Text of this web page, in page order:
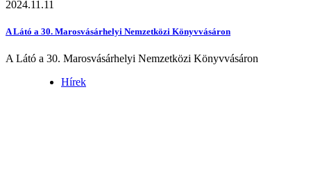
2024.11.11
A Látó a 30. Marosvásárhelyi Nemzetközi Könyvvásáron
A Látó a 30. Marosvásárhelyi Nemzetközi Könyvvásáron
Hírek